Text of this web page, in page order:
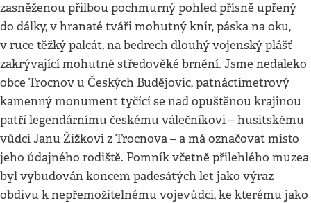
zasněženou přilbou pochmurný pohled přísně upřený
do dálky, v hranaté tváři mohutný knír, páska na oku,
v ruce těžký palcát, na bedrech dlouhý vojenský plášť
zakrývající mohutné středověké brnění. Jsme nedaleko
obce Trocnov u Českých Budějovic, patnáctimetrový
kamenný monument tyčící se nad opuštěnou krajinou
patří legendárnímu českému válečníkovi – husitskému
vůdci Janu Žižkovi z Trocnova – a má označovat místo
jeho údajného rodiště. Pomník včetně přilehlého muzea
byl vybudován koncem padesátých let jako výraz
obdivu k nepřemožitelnému vojevůdci, ke kterému jako